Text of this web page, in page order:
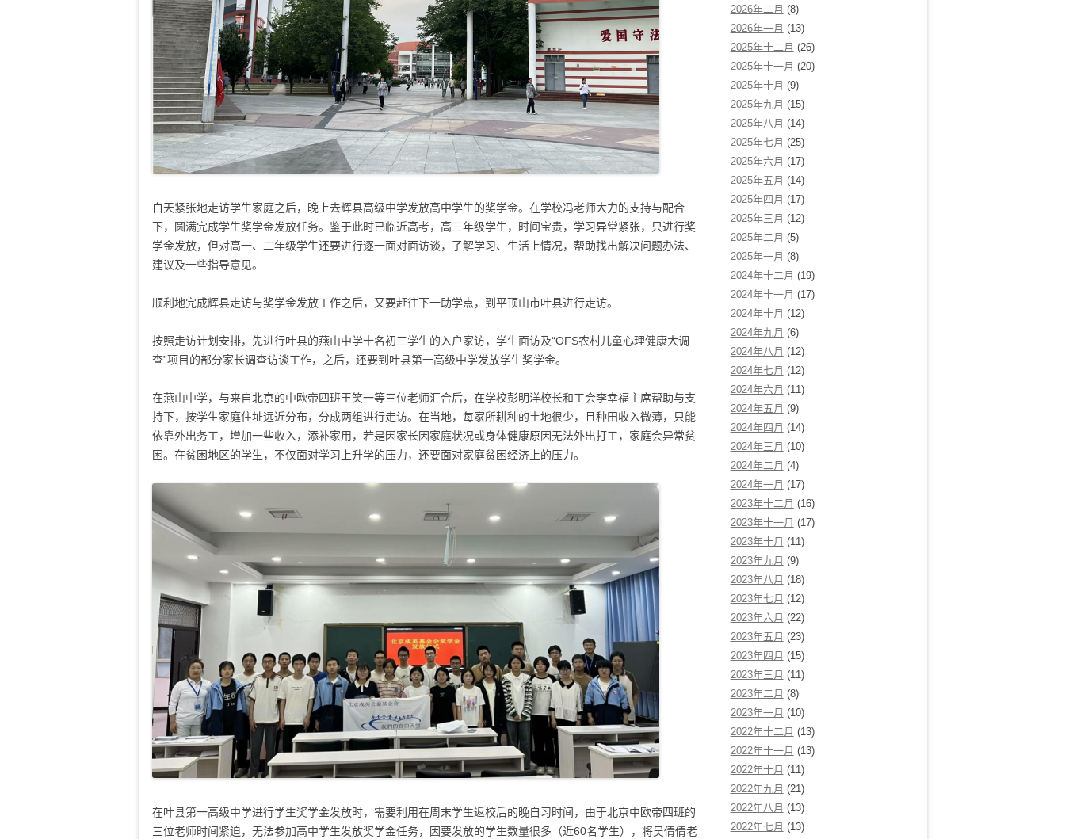
白天紧张地走访学生家庭之后，晚上去辉县高级中学发放高中学生的奖学金。在学校冯老师大力的支持与配合
下，圆满完成学生奖学金发放任务。鉴于此时已临近高考，高三年级学生，时间宝贵，学习异常紧张，只进行奖
学金发放，但对高一、二年级学生还要进行逐一面对面访谈，了解学习、生活上情况，帮助找出解决问题办法、
建议及一些指导意见。
顺利地完成辉县走访与奖学金发放工作之后，又要赶往下一助学点，到平顶山市叶县进行走访。
按照走访计划安排，先进行叶县的燕山中学十名初三学生的入户家访，学生面访及“OFS农村儿童心理健康大调
查”项目的部分家长调查访谈工作，之后，还要到叶县第一高级中学发放学生奖学金。
在燕山中学，与来自北京的中欧帝四班王笑一等三位老师汇合后，在学校彭明洋校长和工会李幸福主席帮助与支
持下，按学生家庭住址远近分布，分成两组进行走访。在当地，每家所耕种的土地很少，且种田收入微薄，只能
依靠外出务工，增加一些收入，添补家用，若是因家长因家庭状况或身体健康原因无法外出打工，家庭会异常贫
困。在贫困地区的学生，不仅面对学习上升学的压力，还要面对家庭贫困经济上的压力。
在叶县第一高级中学进行学生奖学金发放时，需要利用在周末学生返校后的晚自习时间，由于北京中欧帝四班的
三位老师时间紧迫，无法参加高中学生发放奖学金任务，因要发放的学生数量很多（近60名学生），将吴倩倩老
2026年二月 (8)
2026年一月 (13)
2025年十二月 (26)
2025年十一月 (20)
2025年十月 (9)
2025年九月 (15)
2025年八月 (14)
2025年七月 (25)
2025年六月 (17)
2025年五月 (14)
2025年四月 (17)
2025年三月 (12)
2025年二月 (5)
2025年一月 (8)
2024年十二月 (19)
2024年十一月 (17)
2024年十月 (12)
2024年九月 (6)
2024年八月 (12)
2024年七月 (12)
2024年六月 (11)
2024年五月 (9)
2024年四月 (14)
2024年三月 (10)
2024年二月 (4)
2024年一月 (17)
2023年十二月 (16)
2023年十一月 (17)
2023年十月 (11)
2023年九月 (9)
2023年八月 (18)
2023年七月 (12)
2023年六月 (22)
2023年五月 (23)
2023年四月 (15)
2023年三月 (11)
2023年二月 (8)
2023年一月 (10)
2022年十二月 (13)
2022年十一月 (13)
2022年十月 (11)
2022年九月 (21)
2022年八月 (13)
2022年七月 (13)